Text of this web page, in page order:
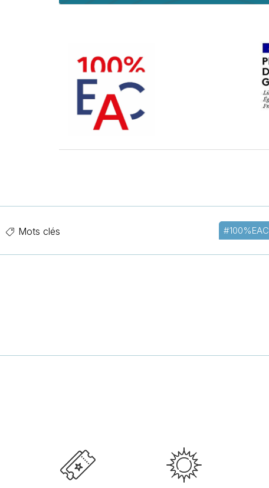
Mots clés #100%EAC